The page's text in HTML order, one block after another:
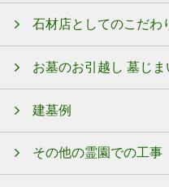
石材店としてのこだわ
お墓のお引越し 墓じま
建墓例
その他の霊園での工事